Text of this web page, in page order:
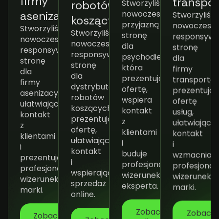
asenizacyjnej
Stworzyliśmy
nowoczesną,
responsywną
stronę
dla
firmy
asenizacyjnej,
ułatwiającą
kontakt
z
klientami
i
prezentującą
profesjonalny
wizerunek
marki.
Zobacz
robotów
koszących
Stworzyliśmy
nowoczesną,
responsywną
stronę
dla
dystrybutora
robotów
koszących,
prezentującą
ofertę,
ułatwiającą
kontakt
i
wspierającą
sprzedaż
online.
Stworzyliśmy
nowoczesną,
przyjazną
stronę
dla
psychodietetyka,
która
prezentuje
ofertę,
wspiera
kontakt
z
klientami
i
buduje
profesjonalny
wizerunek
eksperta.
Zobacz
stronę
dla
firmy
ofertę
usług,
ułatwiającą
kontakt
i
wizerunek
marki.
Zobacz